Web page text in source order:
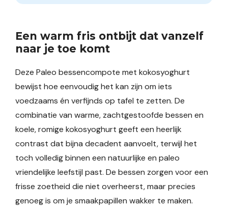
Een warm fris ontbijt dat vanzelf
naar je toe komt
Deze Paleo bessencompote met kokosyoghurt
bewijst hoe eenvoudig het kan zijn om iets
voedzaams én verfijnds op tafel te zetten. De
combinatie van warme, zachtgestoofde bessen en
koele, romige kokosyoghurt geeft een heerlijk
contrast dat bijna decadent aanvoelt, terwijl het
toch volledig binnen een natuurlijke en paleo
vriendelijke leefstijl past. De bessen zorgen voor een
frisse zoetheid die niet overheerst, maar precies
genoeg is om je smaakpapillen wakker te maken.